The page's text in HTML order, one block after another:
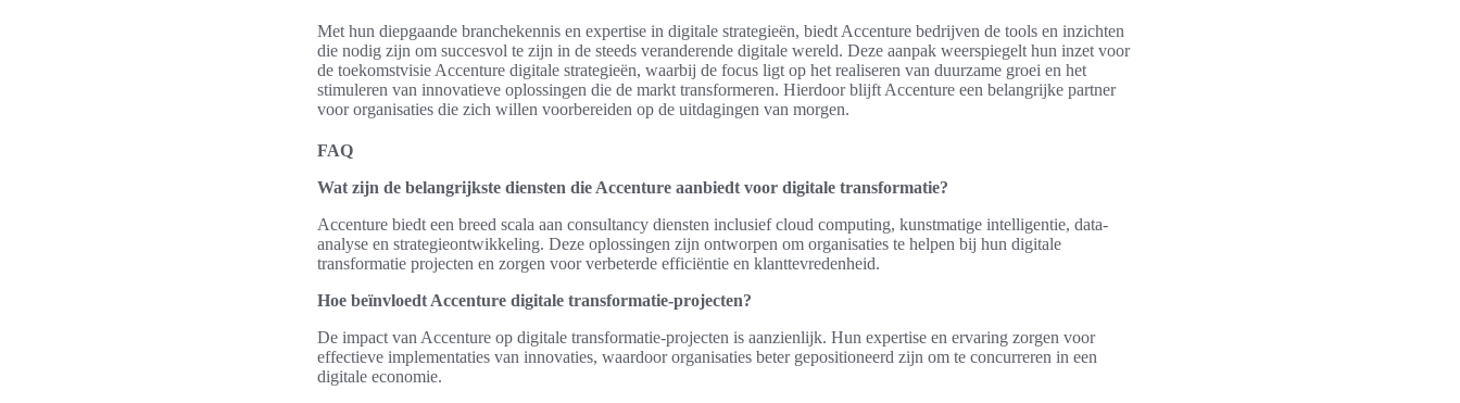
Met hun diepgaande branchekennis en expertise in digitale strategieën, biedt Accenture bedrijven de tools en inzichten
die nodig zijn om succesvol te zijn in de steeds veranderende digitale wereld. Deze aanpak weerspiegelt hun inzet voor
de toekomstvisie Accenture digitale strategieën, waarbij de focus ligt op het realiseren van duurzame groei en het
stimuleren van innovatieve oplossingen die de markt transformeren. Hierdoor blijft Accenture een belangrijke partner
voor organisaties die zich willen voorbereiden op de uitdagingen van morgen.
FAQ
Wat zijn de belangrijkste diensten die Accenture aanbiedt voor digitale transformatie?
Accenture biedt een breed scala aan consultancy diensten inclusief cloud computing, kunstmatige intelligentie, data-
analyse en strategieontwikkeling. Deze oplossingen zijn ontworpen om organisaties te helpen bij hun digitale
transformatie projecten en zorgen voor verbeterde efficiëntie en klanttevredenheid.
Hoe beïnvloedt Accenture digitale transformatie-projecten?
De impact van Accenture op digitale transformatie-projecten is aanzienlijk. Hun expertise en ervaring zorgen voor
effectieve implementaties van innovaties, waardoor organisaties beter gepositioneerd zijn om te concurreren in een
digitale economie.